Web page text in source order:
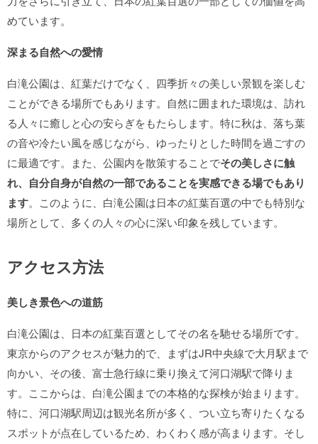
めています。
深まる自然への愛情
白滝公園は、紅葉だけでなく、四季折々の美しい景観を楽しむ
ことができる場所でもあります。自然に囲まれた環境は、訪れ
る人々に癒しと心の安らぎをもたらします。特に秋は、落ち葉
の音や冷たい風を感じながら、ゆったりとした時間を過ごすの
に最適です。また、公園内を散策することでその美しさに触
れ、自分自身が自然の一部であることを実感できる場でもあり
ます。このように、白滝公園は日本の紅葉百選の中でも特別な
場所として、多くの人々の心に深い印象を残しています。
アクセス方法
美しき景色への道筋
白滝公園は、日本の紅葉百選としてその名を馳せる場所です。
東京からのアクセスが魅力的で、まずはJR中央線で大月駅まで
向かい、その後、富士急行線に乗り換えて河口湖駅で降りま
す。ここからは、白滝公園までの本格的な探検が始まります。
特に、河口湖駅周辺は観光名所が多く、つい立ち寄りたくなる
スポットが点在しているため、わくわく感が高まります。そし